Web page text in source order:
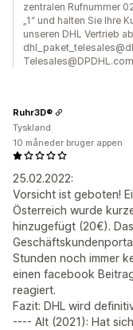
zentralen Rufnummer
„1“ und halten Sie Ihre
unseren DHL Vertrieb
Telesales@DPDHL.com
25.02.2022:
Vorsicht ist geboten!
Österreich wurde
hinzugefügt (20€).
Stunden noch immer
einen facebook
reagiert.
Fazit: DHL wird
---- Alt (2021): Hat
Ruhr3D®
Tyskland
10 måneder bruger appen